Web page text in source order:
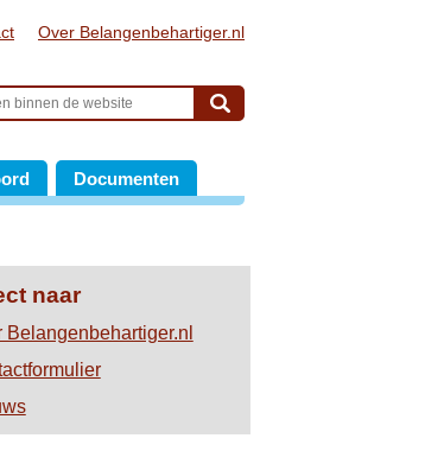
Over Belangenbehartiger.nl
Documenten
naar
Belangenbehartiger.nl